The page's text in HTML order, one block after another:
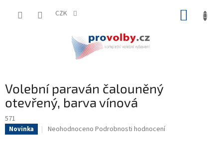
CZK
Volební paraván čalouněný
otevřený, barva vínová
571
Novinka
Průměrné
Neohodnoceno Podrobnosti hodnocení